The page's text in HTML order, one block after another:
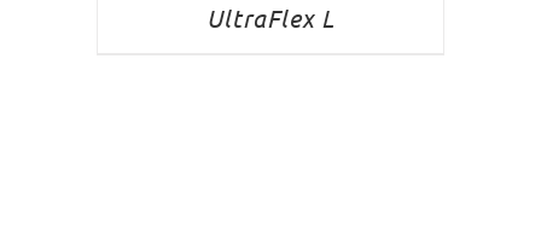
UltraFlex L